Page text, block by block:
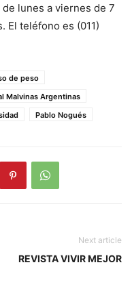
lunes a viernes de 7
El teléfono es (011)
de peso
Malvinas Argentinas
Pablo Nogués
Next article
REVISTA VIVIR MEJOR